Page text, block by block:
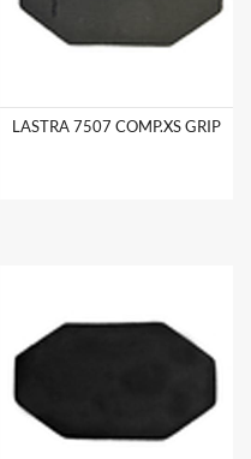
LASTRA 7507 COMP.XS GRIP